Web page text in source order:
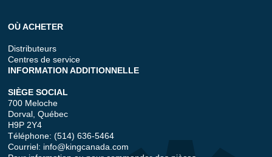
OÙ ACHETER
Distributeurs
Centres de service
INFORMATION ADDITIONNELLE
SIÈGE SOCIAL
700 Meloche
Dorval, Québec
H9P 2Y4
Téléphone: (514) 636-5464
Courriel: info@kingcanada.com